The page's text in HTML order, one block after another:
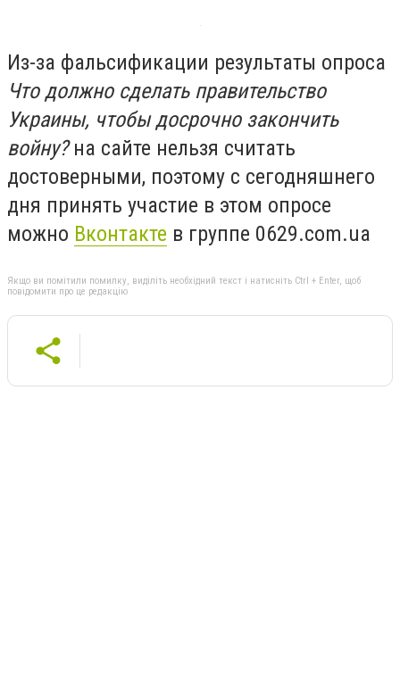
Из-за фальсификации результаты опроса
Что должно сделать правительство
Украины, чтобы досрочно закончить
войну?на сайте нельзя считать
достоверными, поэтому с сегодняшнего
дня принять участие в этом опросе
можно Вконтакте в группе 0629.com.ua
Якщо ви помітили помилку, виділіть необхідний текст і натисніть Ctrl + Enter, щоб
повідомити про це редакцію